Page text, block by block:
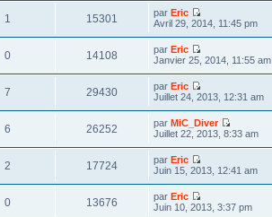
1 15301 parEric
Avril 29, 2014, 11:45 pm
0 14108 parEric
Janvier 25, 2014, 11:55 am
7 29430 parEric
Juillet 24, 2013, 12:31 am
6 26252 parMiC_Diver
Juillet 22, 2013, 8:33 am
2 17724 parEric
Juin 15, 2013, 12:41 am
0 13676 parEric
Juin 10, 2013, 3:37 pm